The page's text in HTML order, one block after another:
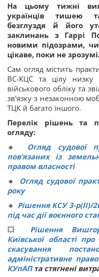
На цьому тижні
українців тишею
безглуздя й його
заклинань з Гаррі
новими підозрами,
цікаве, поки не
Сам огляд містить
ВС-КЦС та цілу
військового обліку та
зв'язку з незаконною
ТЦК й багато іншого.
Перелік рішень та
огляду:
🔸
Огляд судової
пов’язаних із
правом власності
🔸
Огляд судової
року
🔸 Рішення КСУ 3-р(ІІ)/
під час дії воєнного
💥 Рішення
Київської області
скасування
адміністративне
КУпАПта стягнені